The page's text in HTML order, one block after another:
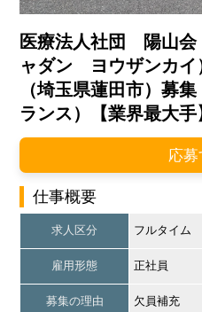
医療法人社団 陽山会
ャダン ヨウザンカイ
（埼玉県蓮田市）募
ランス）【業界最大手
応募
仕事概要
求人区分 フルタイム
雇用形態 正社員
募集の理由 欠員補充